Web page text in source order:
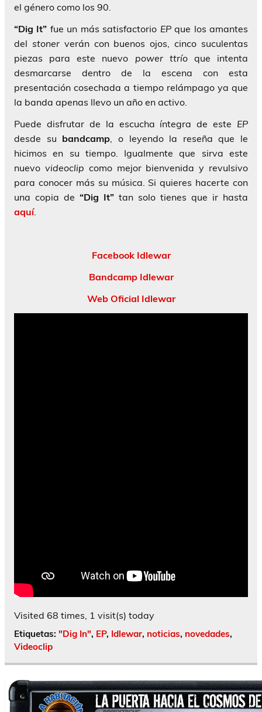
el género como los 90.
“Dig It” fue un más satisfactorio EPque los amantes
del stonerverán con buenos ojos, cinco suculentas
piezas para este nuevo power ttríoque intenta
desmarcarse dentro de la escena con esta
presentación cosechada a tiempo relámpago ya que
la banda apenas llevo un año en activo.
Puede disfrutar de la escucha íntegra de este EP
desde su bandcamp, o leyendo la reseña que le
hicimos en su tiempo. Igualmente que sirva este
nuevo videoclip como mejor bienvenida y revulsivo
para conocer más su música. Si quieres hacerte con
una copia de “Dig It” tan solo tienes que ir hasta
aquí.
Facebook Idlewar
Bandcamp Idlewar
Web Oficial Idlewar
Visited 68 times, 1 visit(s) today
Etiquetas: "Dig In", EP, Idlewar, noticias, novedades,
Videoclip